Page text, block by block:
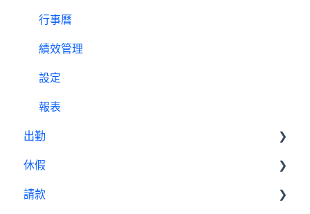
行事曆
績效管理
設定
報表
出勤
基本設定
出勤管理者
休假
基本設置
請款